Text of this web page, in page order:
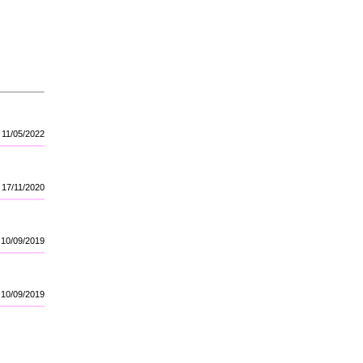
11/05/2022
17/11/2020
10/09/2019
10/09/2019